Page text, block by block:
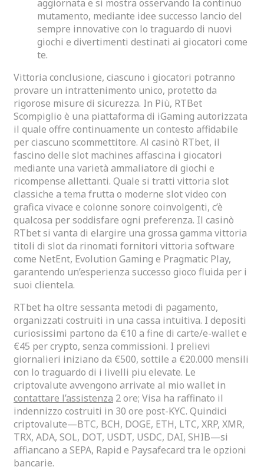
aggiornata e si mostra osservando la continuo
mutamento, mediante idee successo lancio del
sempre innovative con lo traguardo di nuovi
giochi e divertimenti destinati ai giocatori come
te.
Vittoria conclusione, ciascuno i giocatori potranno
provare un intrattenimento unico, protetto da
rigorose misure di sicurezza. In Più, RTBet
Scompiglio è una piattaforma di iGaming autorizzata
il quale offre continuamente un contesto affidabile
per ciascuno scommettitore. Al casinò RTbet, il
fascino delle slot machines affascina i giocatori
mediante una varietà ammaliatore di giochi e
ricompense allettanti. Quale si tratti vittoria slot
classiche a tema frutta o moderne slot video con
grafica vivace e colonne sonore coinvolgenti, c’è
qualcosa per soddisfare ogni preferenza. Il casinò
RTbet si vanta di elargire una grossa gamma vittoria
titoli di slot da rinomati fornitori vittoria software
come NetEnt, Evolution Gaming e Pragmatic Play,
garantendo un’esperienza successo gioco fluida per i
suoi clientela.
RTbet ha oltre sessanta metodi di pagamento,
organizzati costruiti in una cassa intuitiva. I depositi
curiosissimi partono da €10 a fine di carte/e-wallet e
€45 per crypto, senza commissioni. I prelievi
giornalieri iniziano da €500, sottile a €20.000 mensili
con lo traguardo di i livelli piu elevate. Le
criptovalute avvengono arrivate al mio wallet in
contattare l’assistenza 2 ore; Visa ha raffinato il
indennizzo costruiti in 30 ore post-KYC. Quindici
criptovalute—BTC, BCH, DOGE, ETH, LTC, XRP, XMR,
TRX, ADA, SOL, DOT, USDT, USDC, DAI, SHIB—si
affiancano a SEPA, Rapid e Paysafecard tra le opzioni
bancarie.